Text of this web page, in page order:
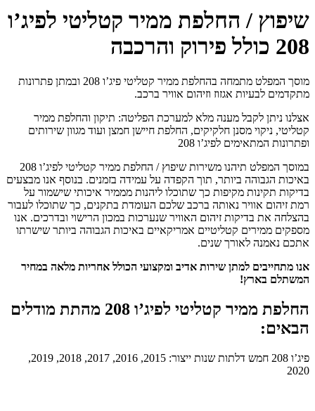
שיפוץ / החלפת ממיר קטליטי לפיג’ו
208 כולל פירוק והרכבה
מוסך המפלט מתמחה בהחלפת ממיר קטליטי פיג’ו 208 ובמתן פתרונות
מתקדמים לבעיות אגזוז וזיהום אוויר ברכב.
אצלנו ניתן לקבל מענה מלא למערכת הפליטה: תיקון והחלפת ממיר
קטליטי, ניקוי מסנן חלקיקים, החלפת חיישן חמצן ועוד מגוון שירותים
ופתרונות המתאימים לפיג’ו 208
במוסך המפלט תיהנו משירות שיפוץ / החלפת ממיר קטליטי לפיג’ו 208
באיכות הגבוהה ביותר, תוך הקפדה על עמידה בזמנים. בנוסף אנו מבצעים
בדיקות תקינות מקיפות כך שתוכלו ליהנות מממיר איכותי שישמור על
רמת זיהום אוויר נאותה ברכב שלכם העומדת בתקנים, כך שתוכלו לעבור
בהצלחה את בדיקות זיהום האוויר שנערכות במכון הרישוי ובדרכים. אנו
מספקים ממירים קטליטיים אמריקאיים באיכות הגבוהה ביותר שישרתו
אתכם נאמנה לאורך שנים.
אנו מתחייבים למתן שירות אדיב ומקצועי הכולל אחריות מלאה במחיר
המשתלם בארץ!
החלפת ממיר קטליטי לפיג’ו 208 מהתת מודלים
הבאים:
פיג’ו 208 חמש דלתות שנות ייצור: 2015, 2016, 2017, 2018, 2019,
2020